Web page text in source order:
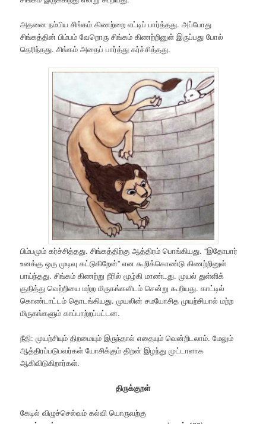
அதனை நம்பிய சிங்கம் கிணற்றை எட்டிப் பார்த்தது. அப்போது
சிங்கத்தின் பிம்பம் வேறொரு சிங்கம் கிணற்றினுள் இருப்பது போல்
தெரிந்தது. சிங்கம் அதைப் பார்த்து கர்ச்சித்தது.
பிம்பமும் கர்ச்சித்தது. சிங்கத்திற்கு ஆத்திரம் பொங்கியது. “இதோபார்
உனக்கு ஒரு முடிவு கட்டுகிறேன்” என கூறிக்கொண்டு கிணற்றினுள்
பாய்ந்தது. சிங்கம் கிணற்று நீரில் மூழ்கி மாண்டது. முயல் துள்ளிக்
குதித்து வெற்றியை மற்ற மிருகங்களிடம் சென்று கூறியது. காட்டில்
கொண்டாட்டம் தொடங்கியது. முயலின் சமயோசித முயற்சியால் மற்ற
மிருகங்களும் காப்பாற்றப்பட்டன.
நீதி: முயற்சியும் திறமையும் இருந்தால் எதையும் வென்றிடலாம். மேலும்
ஆத்திரப்படுபவர்கள் யோசிக்கும் திறன் இழந்து முட்டாளாக
ஆகிவிடுகிறார்கள்.
திருக்குறள்
கேடில் விழுச்செல்வம் கல்வி யொருவற்கு